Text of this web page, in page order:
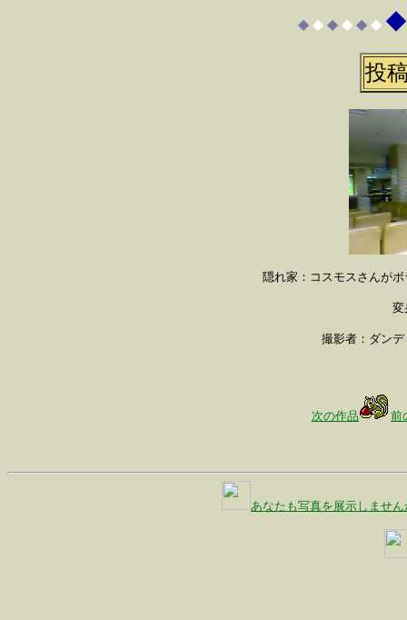
◆ ◆ ◆ ◆ ◆ ◆ ◆
投
隠れ家：コスモスさんが
変
撮影者：ダン
次の作品 前
あなたも写真を展示しません